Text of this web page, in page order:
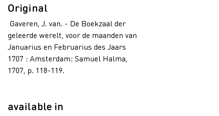
Original
Gaveren, J. van. - De Boekzaal der
geleerde werelt, voor de maanden van
Januarius en Februarius des Jaars
1707 : Amsterdam: Samuel Halma,
1707, p. 118-119.
available in